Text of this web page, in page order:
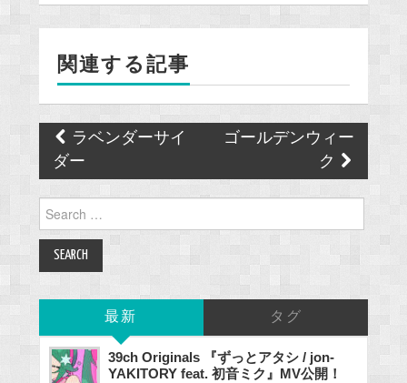
o
k
関連する記事
Post
navigation
ラベンダーサイ
ダー
ゴールデンウィー
ク
Search
for:
最新 タグ
39ch Originals 『ずっとアタシ / jon-
YAKITORY feat. 初音ミク』MV公開！